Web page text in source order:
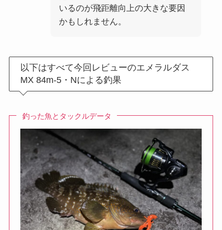
いるのが飛距離向上の大きな要因
かもしれません。
以下はすべて今回レビューのエメラルダス
MX 84m-5・Nによる釣果
釣った魚とタックルデータ